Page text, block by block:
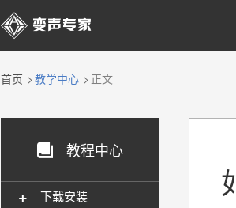

首页 教学中心 正文
 教程中心
下载安装
+